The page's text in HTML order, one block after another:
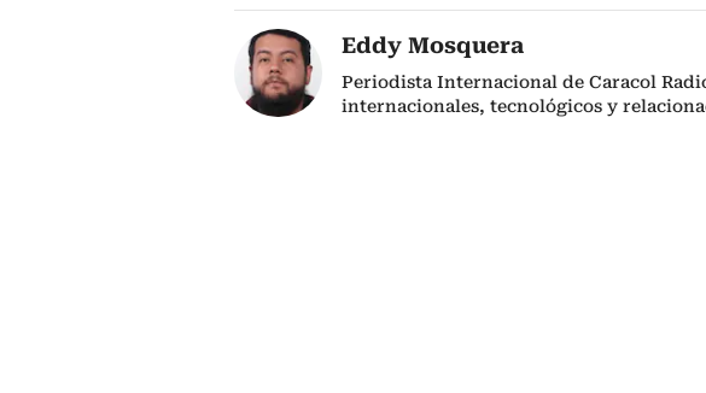
Eddy Mosquera
Periodista Internacional de Caracol
internacionales, tecnológicos y